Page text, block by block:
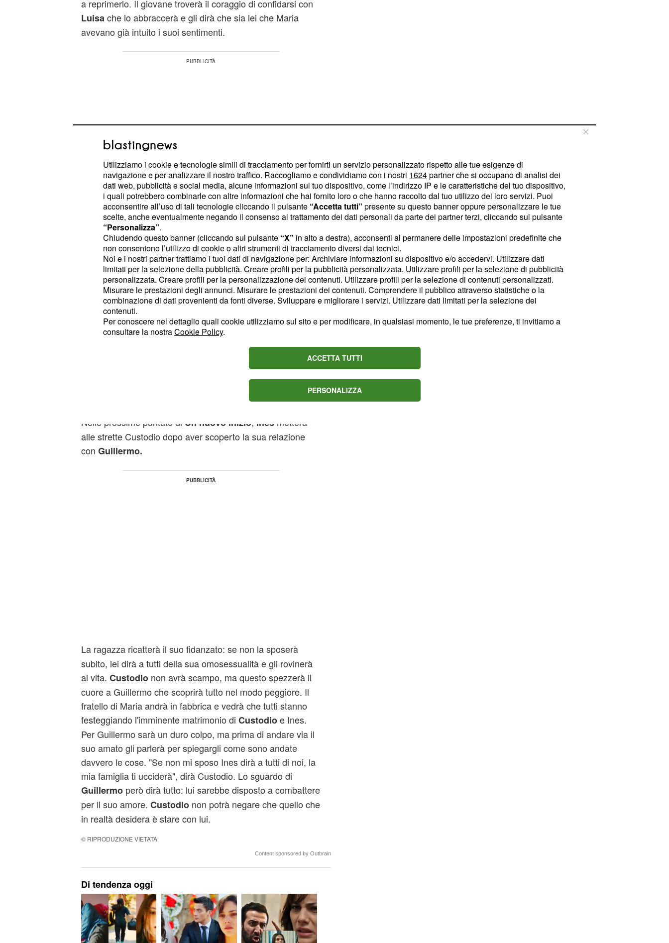
a reprimerlo. Il giovane troverà il coraggio di confidarsi con
Luisa che lo abbraccerà e gli dirà che sia lei che Maria
avevano già intuito i suoi sentimenti.
Custodiosarà molto cauto con
respinto più volte si renderà conto che il suo cuore non fa
altro che cercarlo. Per questo motivo, il ragazzo andrà in
azienda da Guillermo e tra loro scatterà la passione.
Custodiostarà molto attento a lasciare la fabbrica senza
che nessuno lo veda, ma si lascerà andare ad una
leggerezza che gli costerà molto cara. Una volta fuori, però,
il ragazzo penserà di essere solo e darà un ultimo bacio a
dietro l'angolo e ha osservato tutto con una grande rabbia.
Il ricatto di Ines distruggerà
Nelle prossime puntate di Un nuovo inizio, Inesmetterà
alle strette Custodio dopo aver scoperto la sua relazione
con Guillermo.
La ragazza ricatterà il suo fidanzato: se non la sposerà
subito, lei dirà a tutti della sua omosessualità e gli rovinerà
al vita. Custodionon avrà scampo, ma questo spezzerà il
cuore a Guillermo che scoprirà tutto nel modo peggiore. Il
fratello di Maria andrà in fabbrica e vedrà che tutti stanno
festeggiando l'imminente matrimonio di Custodioe Ines.
Per Guillermo sarà un duro colpo, ma prima di andare via il
suo amato gli parlerà per spiegargli come sono andate
davvero le cose. "Se non mi sposo Ines dirà a tutti di noi, la
mia famiglia ti ucciderà", dirà Custodio. Lo sguardo di
Guillermoperò dirà tutto: lui sarebbe disposto a combattere
per il suo amore. Custodionon potrà negare che quello che
in realtà desidera è stare con lui.
© RIPRODUZIONE VIETATA
Content sponsored by Outbrain
Di tendenza oggi
Utilizziamo i cookie e tecnologie simili di tracciamento per fornirti un servizio personalizzato rispetto alle tue esigenze di
navigazione e per analizzare il nostro traffico. Raccogliamo e condividiamo con i nostri 1624partner che si occupano di analisi dei
dati web, pubblicità e social media, alcune informazioni sul tuo dispositivo, come l’indirizzo IP e le caratteristiche del tuo dispositivo,
i quali potrebbero combinarle con altre informazioni che hai fornito loro o che hanno raccolto dal tuo utilizzo dei loro servizi. Puoi
acconsentire all’uso di tali tecnologie cliccando il pulsante “Accetta tutti” presente su questo banner oppure personalizzare le tue
scelte, anche eventualmente negando il consenso al trattamento dei dati personali da parte dei partner terzi, cliccando sul pulsante
“Personalizza”.
Chiudendo questo banner (cliccando sul pulsante “X” in alto a destra), acconsenti al permanere delle impostazioni predefinite che
non consentono l’utilizzo di cookie o altri strumenti di tracciamento diversi dai tecnici.
Noi e i nostri partner trattiamo i tuoi dati di navigazione per: Archiviare informazioni su dispositivo e/o accedervi. Utilizzare dati
limitati per la selezione della pubblicità. Creare profili per la pubblicità personalizzata. Utilizzare profili per la selezione di pubblicità
personalizzata. Creare profili per la personalizzazione dei contenuti. Utilizzare profili per la selezione di contenuti personalizzati.
Misurare le prestazioni degli annunci. Misurare le prestazioni dei contenuti. Comprendere il pubblico attraverso statistiche o la
combinazione di dati provenienti da fonti diverse. Sviluppare e migliorare i servizi. Utilizzare dati limitati per la selezione dei
contenuti.
Per conoscere nel dettaglio quali cookie utilizziamo sul sito e per modificare, in qualsiasi momento, le tue preferenze, ti invitiamo a
consultare la nostraCookie Policy.
ACCETTA TUTTI
PERSONALIZZA